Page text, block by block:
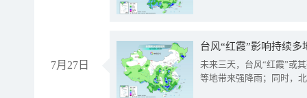
7月27日
台风“红霞”影响持续
未来三天，台风“红霞”或
等地带来强降雨；同时，